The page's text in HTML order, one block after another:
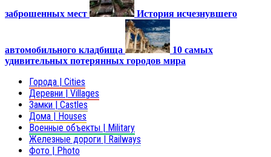
заброшенных мест История исчезнувшего
автомобильного кладбища
10 самых
удивительных потерянных городов мира
Города | Cities
Деревни | Villages
Замки | Castles
Дома | Houses
Военные объекты | Military
Железные дороги | Railways
Фото | Photo